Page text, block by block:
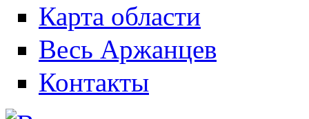
Карта области
Весь Аржанцев
Контакты